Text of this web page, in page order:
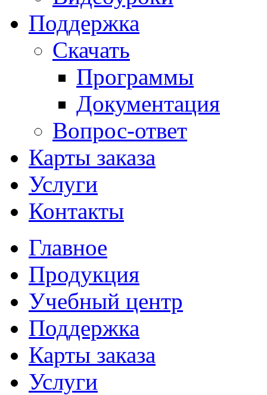
Поддержка
Скачать
Программы
Документация
Вопрос-ответ
Карты заказа
Услуги
Контакты
Главное
Продукция
Учебный центр
Поддержка
Карты заказа
Услуги